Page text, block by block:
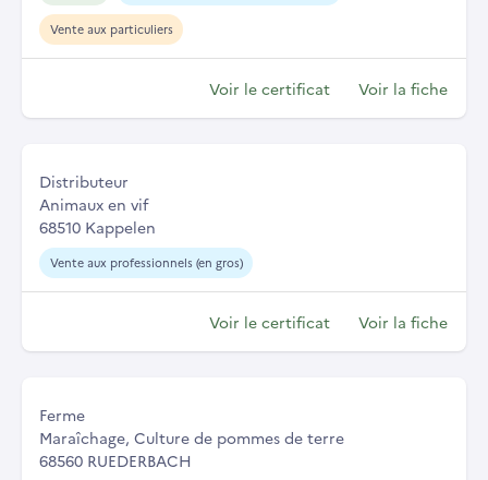
Vente aux particuliers
Voir le certificat Voir la fiche
Distributeur
Animaux en vif
68510 Kappelen
Vente aux professionnels (en gros)
Voir le certificat Voir la fiche
Ferme
Maraîchage, Culture de pommes de terre
68560 RUEDERBACH